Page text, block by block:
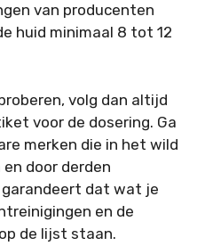
van producenten
huid minimaal 8 tot 12
volg dan altijd
voor de dosering. Ga
merken die in het wild
door derden
dat wat je
en de
de lijst staan.